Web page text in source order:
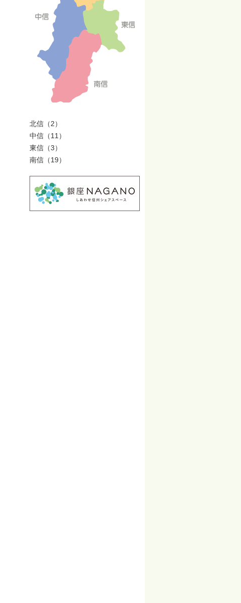
北信（2）
中信（11）
東信（3）
南信（19）